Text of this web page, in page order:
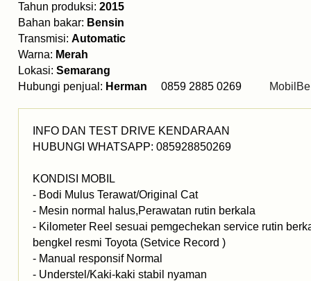
Tahun produksi: 2015
Bahan bakar: Bensin
Transmisi: Automatic
Warna: Merah
Lokasi: Semarang
Hubungi penjual: Herman 0859 2885 0269
INFO DAN TEST DRIVE KENDARAAN
HUBUNGI WHATSAPP: 085928850269
KONDISI MOBIL
- Bodi Mulus Terawat/Original Cat
- Mesin normal halus,Perawatan rutin berkala
- Kilometer Reel sesuai pemgechekan service rutin
bengkel resmi Toyota (Setvice Record )
- Manual responsif Normal
- Understel/Kaki-kaki stabil nyaman